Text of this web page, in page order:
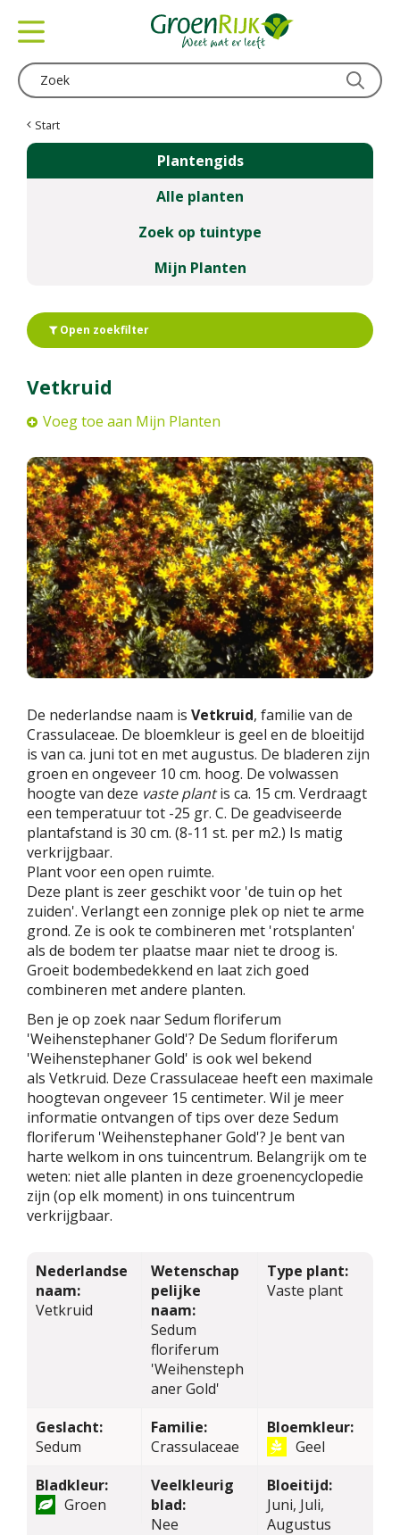
Start
Plantengids
Alle planten
Zoek op tuintype
Mijn Planten
Open zoekfilter
Vetkruid
Voeg toe aan Mijn Planten
De nederlandse naam is Vetkruid, familie van de
Crassulaceae. De bloemkleur is geel en de bloeitijd
is van ca. juni tot en met augustus. De bladeren zijn
groen en ongeveer 10 cm. hoog. De volwassen
hoogte van deze vaste plantis ca. 15 cm. Verdraagt
een temperatuur tot -25 gr. C. De geadviseerde
plantafstand is 30 cm. (8-11 st. per m2.) Is matig
verkrijgbaar.
Plant voor een open ruimte.
Deze plant is zeer geschikt voor 'de tuin op het
zuiden'. Verlangt een zonnige plek op niet te arme
grond. Ze is ook te combineren met 'rotsplanten'
als de bodem ter plaatse maar niet te droog is.
Groeit bodembedekkend en laat zich goed
combineren met andere planten.
Ben je op zoek naar Sedum floriferum
'Weihenstephaner Gold'? De Sedum floriferum
'Weihenstephaner Gold' is ook wel bekend
als Vetkruid. Deze Crassulaceae heeft een maximale
hoogtevan ongeveer 15 centimeter. Wil je meer
informatie ontvangen of tips over deze Sedum
floriferum 'Weihenstephaner Gold'? Je bent van
harte welkom in ons tuincentrum. Belangrijk om te
weten: niet alle planten in deze groenencyclopedie
zijn (op elk moment) in ons tuincentrum
verkrijgbaar.
Nederlandse
naam:
Vetkruid
Wetenschap
pelijke
naam:
Sedum
floriferum
'Weihensteph
aner Gold'
Type plant:
Vaste plant
Geslacht:
Sedum
Familie:
Crassulaceae
Bloemkleur:
Geel
Bladkleur:
Groen
Veelkleurig
blad:
Nee
Bloeitijd:
Juni, Juli,
Augustus